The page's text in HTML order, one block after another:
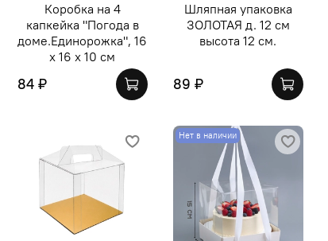
Коробка на 4
капкейка "Погода в
доме.Единорожка", 16
х 16 х 10 см
84 ₽
Шляпная упаковка
ЗОЛОТАЯ д. 12 см
высота 12 см.
89 ₽
Нет в наличии